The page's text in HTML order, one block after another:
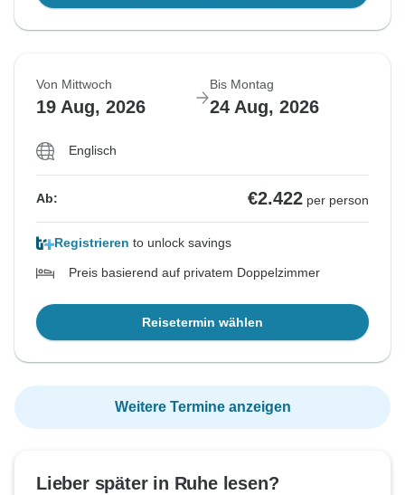
Von Mittwoch
19 Aug, 2026
Bis Montag
24 Aug, 2026
Englisch
Ab: €2.422 per person
Registrieren to unlock savings
Preis basierend auf privatem Doppelzimmer
Reisetermin wählen
Weitere Termine anzeigen
Lieber später in Ruhe lesen?